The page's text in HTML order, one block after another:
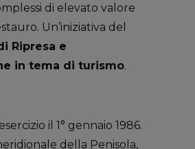
di elevato valore
Un’iniziativa del
Ripresa e
in tema di turismo.
il 1° gennaio 1986.
della Penisola,